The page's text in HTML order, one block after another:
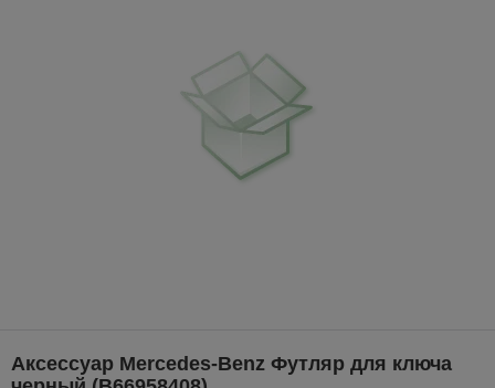
Аксессуар Mercedes-Benz Футляр для ключа